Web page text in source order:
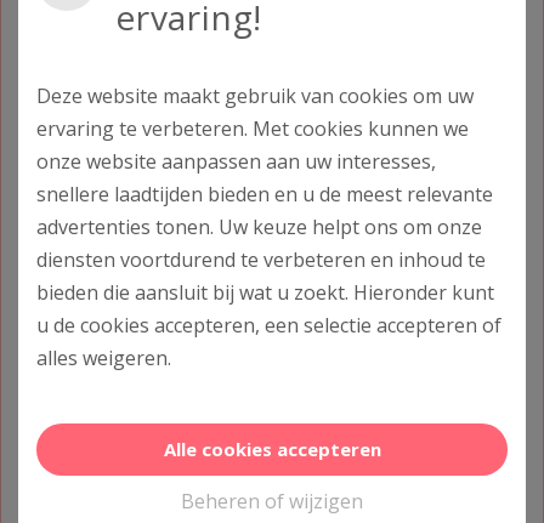
Afspraak maken
Maak zelf eenvoudig een afspraak via het
afsprakenformulier.
Maak een afspraak
Recensies
ervaring!
Deze website maakt gebruik van cookies om uw
ervaring te verbeteren. Met cookies kunnen we
onze website aanpassen aan uw interesses,
snellere laadtijden bieden en u de meest relevante
advertenties tonen. Uw keuze helpt ons om onze
diensten voortdurend te verbeteren en inhoud te
bieden die aansluit bij wat u zoekt. Hieronder kunt
u de cookies accepteren, een selectie accepteren of
alles weigeren.
Alle cookies accepteren
Beheren of wijzigen